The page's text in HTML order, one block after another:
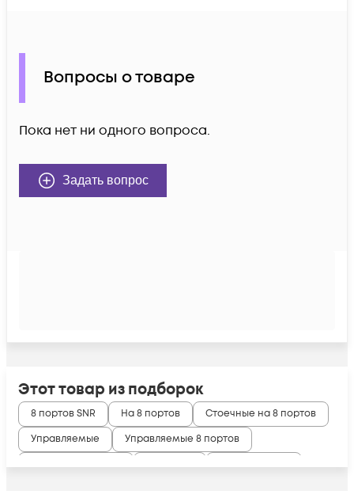
Вопросы о товаре
Пока нет ни одного вопроса.
Задать вопрос
Этот товар из подборок
8 портов SNR На 8 портов
Стоечные на 8 портов
Управляемые
Управляемые 8 портов
Управляемые SNR
Уровня L2
L2 на 8 портов